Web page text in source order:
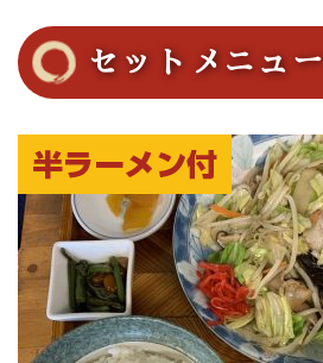
セットメニュー